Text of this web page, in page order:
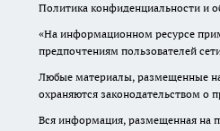
Политика конфиденциальности и
«На информационном ресурсе
предпочтениям пользователей
Любые материалы, размещенные на
охраняются законодательством о
Вся информация, размещенная на